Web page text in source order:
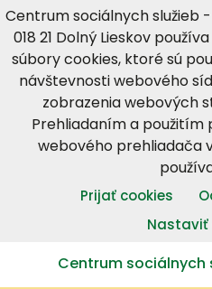
Centrum sociálnych služieb -
018 21 Dolný Lieskov
súbory cookies, ktoré sú
návštevnosti webového
zobrazenia webových
Prehliadaním a použitím
webového prehliadača
Prijať cookies
Nastaviť
Centrum sociálnych